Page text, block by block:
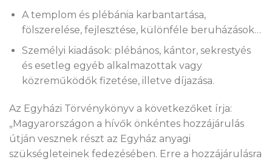
A templom és plébánia karbantartása,
fölszerelése, fejlesztése, különféle beruházások…
Személyi kiadások: plébános, kántor, sekrestyés
és esetleg egyéb alkalmazottak vagy
közreműködők fizetése, illetve díjazása.
Az Egyházi Törvénykönyv a következőket írja:
„Magyarországon a hívők önkéntes hozzájárulás
útján vesznek részt az Egyház anyagi
szükségleteinek fedezésében. Erre a hozzájárulásra